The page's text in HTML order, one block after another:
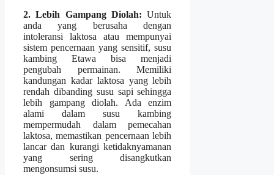
2. Lebih Gampang Diolah: Untuk
anda yang berusaha dengan
intoleransi laktosa atau mempunyai
sistem pencernaan yang sensitif, susu
kambing Etawa bisa menjadi
pengubah permainan. Memiliki
kandungan kadar laktosa yang lebih
rendah dibanding susu sapi sehingga
lebih gampang diolah. Ada enzim
alami dalam susu kambing
mempermudah dalam pemecahan
laktosa, memastikan pencernaan lebih
lancar dan kurangi ketidaknyamanan
yang sering disangkutkan
mengonsumsi susu.